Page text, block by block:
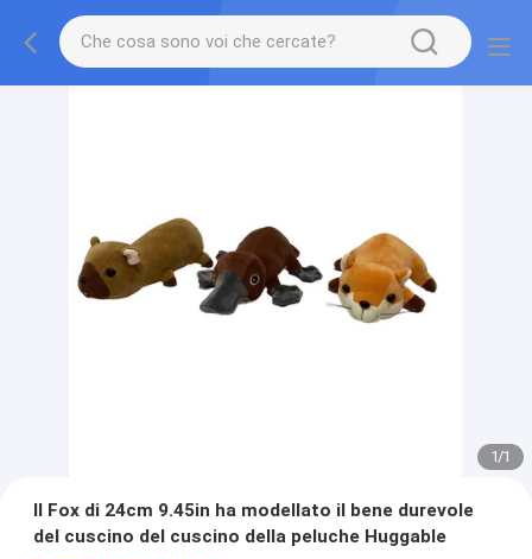
1/1
Il Fox di 24cm 9.45in ha modellato il bene durevole
del cuscino del cuscino della peluche Huggable